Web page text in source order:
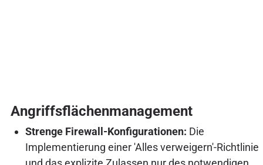
Angriffsflächenmanagement
Strenge Firewall-Konfigurationen: Die
Implementierung einer 'Alles verweigern'-Richtlinie